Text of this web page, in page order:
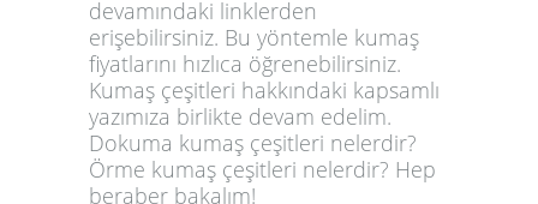
devamındaki linklerden
erişebilirsiniz. Bu yöntemle kumaş
fiyatlarını hızlıca öğrenebilirsiniz.
Kumaş çeşitleri hakkındaki kapsamlı
yazımıza birlikte devam edelim.
Dokuma kumaş çeşitleri nelerdir?
Örme kumaş çeşitleri nelerdir? Hep
beraber bakalım!